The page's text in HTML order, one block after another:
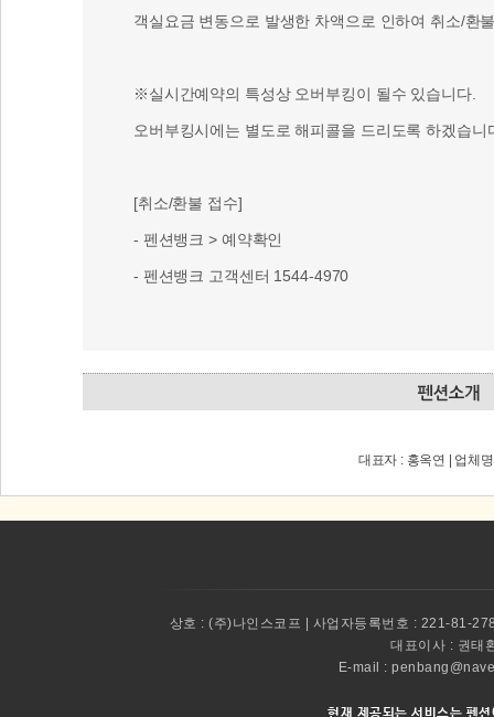
객실요금 변동으로 발생한 차액으로 인하여 취소/환
※실시간예약의 특성상 오버부킹이 될수 있습니다.
오버부킹시에는 별도로 해피콜을 드리도록 하겠습니
[취소/환불 접수]
- 펜션뱅크 > 예약확인
- 펜션뱅크 고객센터 1544-4970
대표자 : 홍옥연 | 업체
상호 : (주)나인스코프 | 사업자등록번호 : 221-81-
대표이사 : 권태
E-mail :
현재 제공되는 서비스는 펜